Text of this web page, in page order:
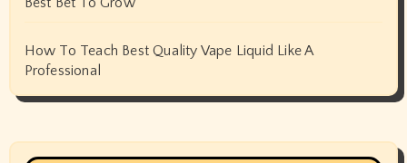
How To Teach Best Quality Vape Liquid Like A
Professional